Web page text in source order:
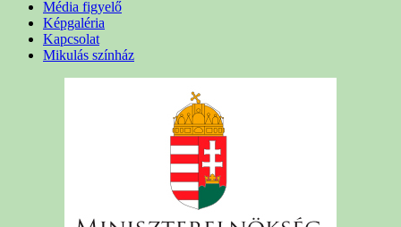
Média figyelő
Képgaléria
Kapcsolat
Mikulás színház